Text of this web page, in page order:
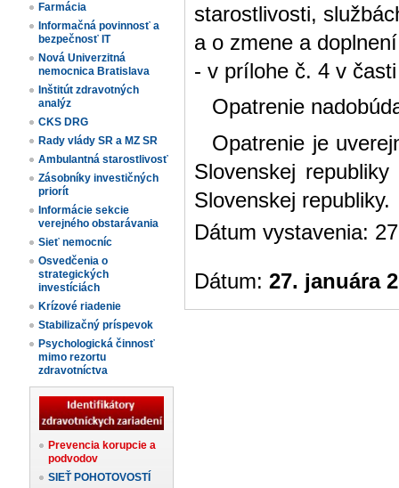
Farmácia
Informačná povinnosť a
bezpečnosť IT
Nová Univerzitná
nemocnica Bratislava
Inštitút zdravotných
analýz
CKS DRG
Rady vlády SR a MZ SR
Ambulantná starostlivosť
Zásobníky investičných
priorít
Informácie sekcie
verejného obstarávania
Sieť nemocníc
Osvedčenia o
strategických
investíciách
Krízové riadenie
Stabilizačný príspevok
Psychologická činnosť
mimo rezortu
zdravotníctva
Prevencia korupcie a
podvodov
SIEŤ POHOTOVOSTÍ
starostlivosti,
a o zmene a
- v prílohe č. 4 v
Opatrenie
Opatrenie je
Slovenskej
Slovenskej republiky.
Dátum vystavenia:
Dátum: 27. januára